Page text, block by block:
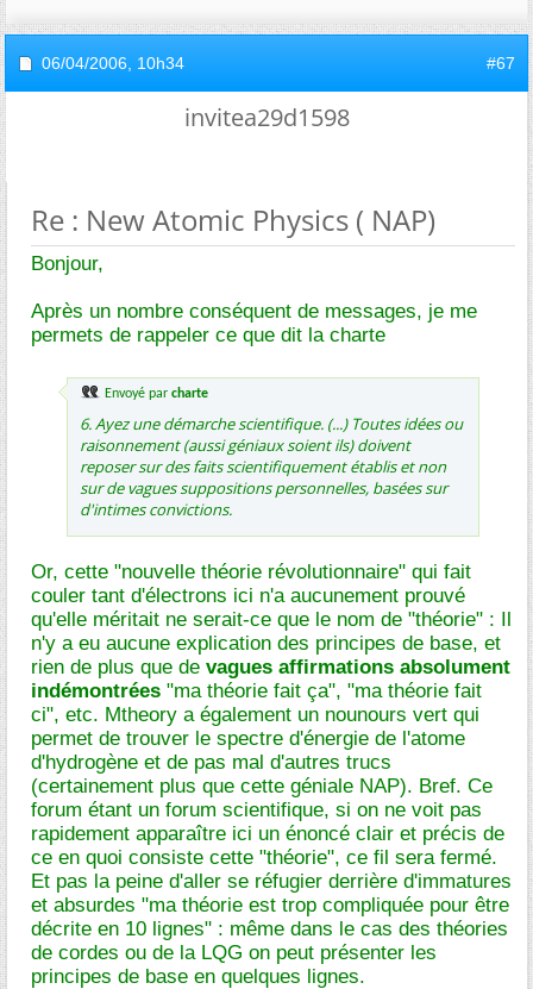
06/04/2006, 10h34 #67
invitea29d1598
Re : New Atomic Physics ( NAP)
Bonjour,
Après un nombre conséquent de messages, je me
permets de rappeler ce que dit la charte
Envoyé par charte
6. Ayez une démarche scientifique. (...) Toutes idées ou
raisonnement (aussi géniaux soient ils) doivent
reposer sur des faits scientifiquement établis et non
sur de vagues suppositions personnelles, basées sur
d'intimes convictions.
Or, cette "nouvelle théorie révolutionnaire" qui fait
couler tant d'électrons ici n'a aucunement prouvé
qu'elle méritait ne serait-ce que le nom de "théorie" : Il
n'y a eu aucune explication des principes de base, et
rien de plus que de vagues affirmations absolument
indémontrées "ma théorie fait ça", "ma théorie fait
ci", etc. Mtheory a également un nounours vert qui
permet de trouver le spectre d'énergie de l'atome
d'hydrogène et de pas mal d'autres trucs
(certainement plus que cette géniale NAP). Bref. Ce
forum étant un forum scientifique, si on ne voit pas
rapidement apparaître ici un énoncé clair et précis de
ce en quoi consiste cette "théorie", ce fil sera fermé.
Et pas la peine d'aller se réfugier derrière d'immatures
et absurdes "ma théorie est trop compliquée pour être
décrite en 10 lignes" : même dans le cas des théories
de cordes ou de la LQG on peut présenter les
principes de base en quelques lignes.